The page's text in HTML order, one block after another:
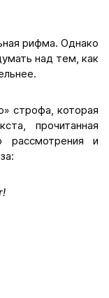
рифма. Однако
над тем, как
строфа, которая
прочитанная
рассмотрения и